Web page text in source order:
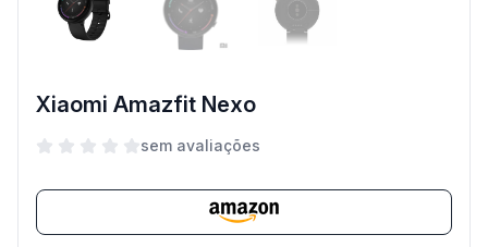
Xiaomi Amazfit Nexo
sem avaliações